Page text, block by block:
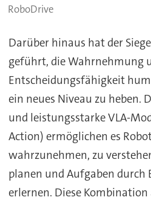
RoboDrive
Darüber hinaus hat der
geführt, die Wahrnehmung
Entscheidungsfähigkeit
ein neues Niveau zu heben.
und leistungsstarke VLA-
Action) ermöglichen es
wahrzunehmen, zu
planen und Aufgaben durch
erlernen. Diese